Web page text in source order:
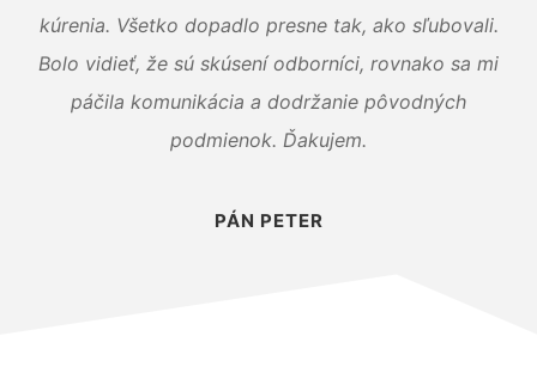
kúrenia. Všetko dopadlo presne tak, ako sľubovali.
Bolo vidieť, že sú skúsení odborníci, rovnako sa mi
páčila komunikácia a dodržanie pôvodných
podmienok. Ďakujem.
PÁN PETER